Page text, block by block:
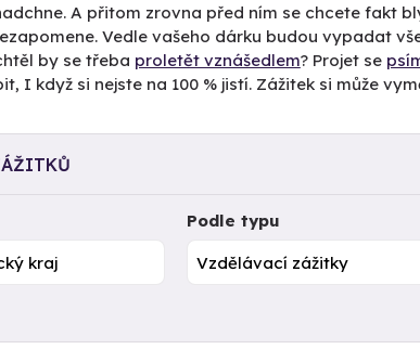
A přitom zrovna před ním se chcete fakt
Vedle vašeho dárku budou vypadat
by se třeba proletět vznášedlem? Projet se
I když si nejste na 100 % jistí. Zážitek si může
Podle typu